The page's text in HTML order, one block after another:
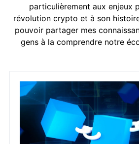
particulièrement aux enjeux
révolution crypto et à son
pouvoir partager mes
gens à la comprendre notre
L’histoire de la blockchain